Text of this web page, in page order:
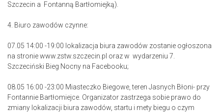
Szczecin a Fontanną Bartłomiejką).
4. Biuro zawodów czynne:
07.05 14:00 -19:00 lokalizacja biura zawodów zostanie ogłoszona
na stronie www.zstw.szczecin.pl oraz w wydarzeniu 7.
Szczeciński Bieg Nocny na Facebooku;
08.05 16:00 -23:00 Miasteczko Biegowe, teren Jasnych Błoni- przy
Fontannie Bartłomiejce. Organizator zastrzega sobie prawo do
zmiany lokalizacji biura zawodów, startu i mety biegu o czym